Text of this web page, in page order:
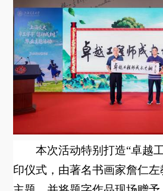
本次活动特别打造“卓越
印仪式，由著名书画家詹仁